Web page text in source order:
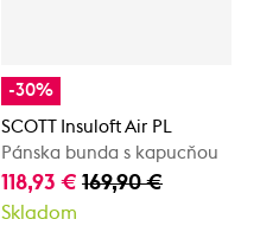
-30%
SCOTT Insuloft Air PL
Pánska bunda s kapucňou
118,93 € 169,90 €
Skladom